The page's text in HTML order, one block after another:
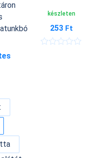
készleten
253 Ft